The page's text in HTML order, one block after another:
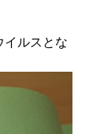
イルスとな